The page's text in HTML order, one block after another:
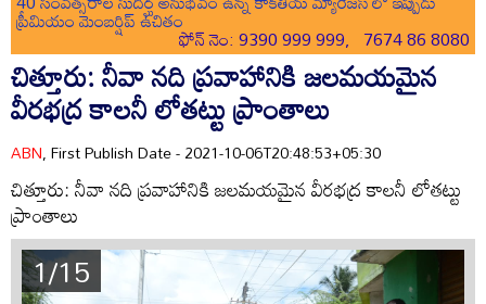
ప్రీమియం మెంబర్షిప్ ఉచితం
ఫోన్ నెం: 9390 999 999, 7674 86 8080
చిత్తూరు: నీవా నది ప్రవాహానికి జలమయమైన
వీరభద్ర కాలనీ లోతట్టు ప్రాంతాలు
ABN, First Publish Date - 2021-10-06T20:48:53+05:30
చిత్తూరు: నీవా నది ప్రవాహానికి జలమయమైన వీరభద్ర కాలనీ లోతట్టు
ప్రాంతాలు
1/15